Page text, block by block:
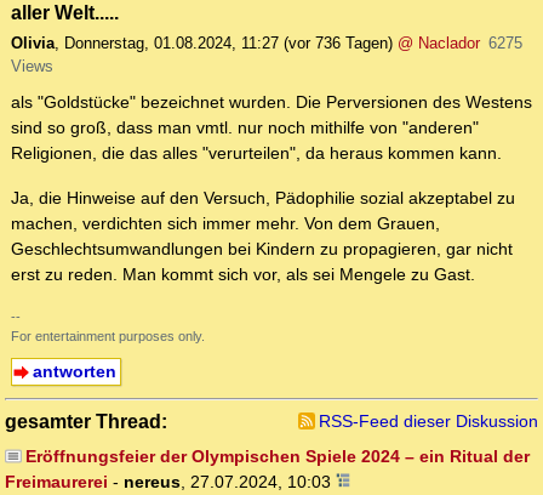
aller Welt.....
Olivia, Donnerstag, 01.08.2024, 11:27 (vor 736 Tagen) @ Naclador 6275
Views
als "Goldstücke" bezeichnet wurden. Die Perversionen des Westens
sind so groß, dass man vmtl. nur noch mithilfe von "anderen"
Religionen, die das alles "verurteilen", da heraus kommen kann.
Ja, die Hinweise auf den Versuch, Pädophilie sozial akzeptabel zu
machen, verdichten sich immer mehr. Von dem Grauen,
Geschlechtsumwandlungen bei Kindern zu propagieren, gar nicht
erst zu reden. Man kommt sich vor, als sei Mengele zu Gast.
--
For entertainment purposes only.
antworten
gesamter Thread:
RSS-Feed dieser Diskussion
Eröffnungsfeier der Olympischen Spiele 2024 – ein Ritual der
Freimaurerei - nereus, 27.07.2024, 10:03